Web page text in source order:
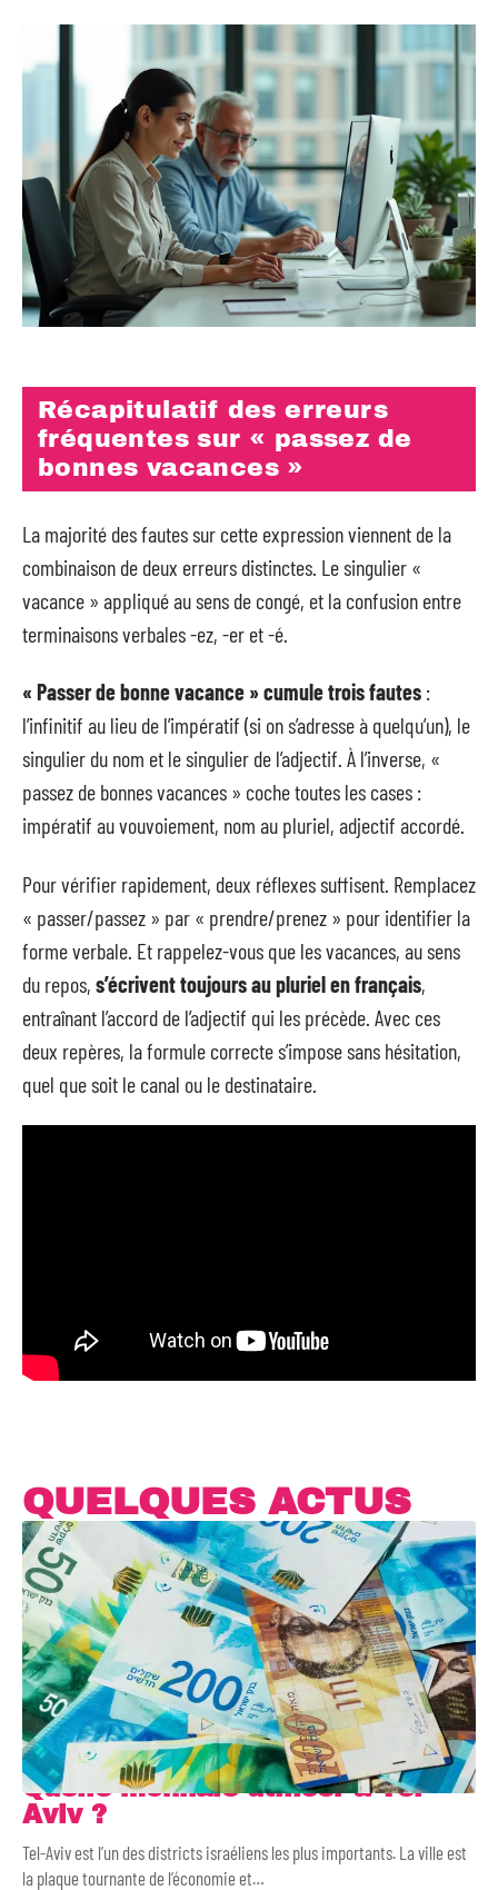
Récapitulatif des erreurs
fréquentes sur « passez de
bonnes vacances »
La majorité des fautes sur cette expression viennent de la
combinaison de deux erreurs distinctes. Le singulier «
vacance » appliqué au sens de congé, et la confusion entre
terminaisons verbales -ez, -er et -é.
« Passer de bonne vacance » cumule trois fautes :
l’infinitif au lieu de l’impératif (si on s’adresse à quelqu’un), le
singulier du nom et le singulier de l’adjectif. À l’inverse, «
passez de bonnes vacances » coche toutes les cases :
impératif au vouvoiement, nom au pluriel, adjectif accordé.
Pour vérifier rapidement, deux réflexes suffisent. Remplacez
« passer/passez » par « prendre/prenez » pour identifier la
forme verbale. Et rappelez-vous que les vacances, au sens
du repos, s’écrivent toujours au pluriel en français,
entraînant l’accord de l’adjectif qui les précède. Avec ces
deux repères, la formule correcte s’impose sans hésitation,
quel que soit le canal ou le destinataire.
QUELQUES ACTUS
Quelle monnaie utiliser à Tel-
Aviv ?
Tel-Aviv est l’un des districts israéliens les plus importants. La ville est
la plaque tournante de l’économie et…